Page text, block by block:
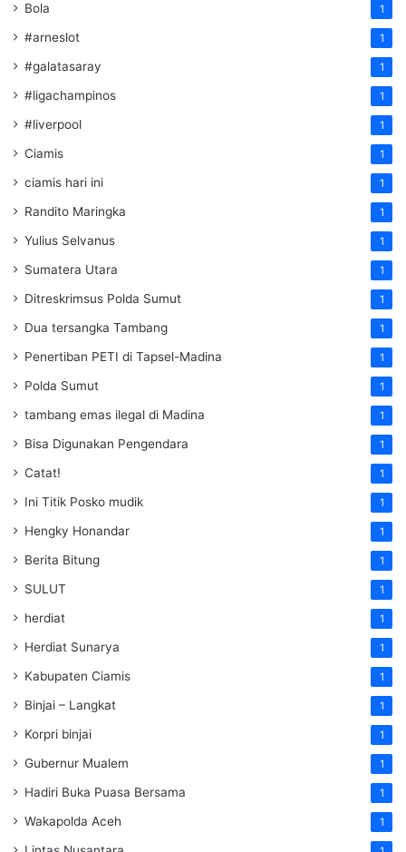
Bola 1
#arneslot 1
#galatasaray 1
#ligachampinos 1
#liverpool 1
Ciamis 1
ciamis hari ini 1
Randito Maringka 1
Yulius Selvanus 1
Sumatera Utara 1
Ditreskrimsus Polda Sumut 1
Dua tersangka Tambang 1
Penertiban PETI di Tapsel-Madina 1
Polda Sumut 1
tambang emas ilegal di Madina 1
Bisa Digunakan Pengendara 1
Catat! 1
Ini Titik Posko mudik 1
Hengky Honandar 1
Berita Bitung 1
SULUT 1
herdiat 1
Herdiat Sunarya 1
Kabupaten Ciamis 1
Binjai – Langkat 1
Korpri binjai 1
Gubernur Mualem 1
Hadiri Buka Puasa Bersama 1
Wakapolda Aceh 1